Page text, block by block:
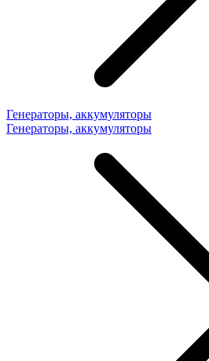
Генераторы, аккумуляторы
Генераторы, аккумуляторы